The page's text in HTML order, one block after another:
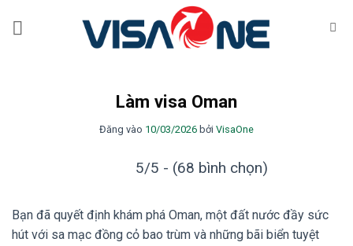
Làm visa Oman
Đăng vào 10/03/2026 bởi VisaOne
5/5 - (68 bình chọn)
Bạn đã quyết định khám phá Oman, một đất nước đầy sức
hút với sa mạc đồng cỏ bao trùm và những bãi biển tuyệt